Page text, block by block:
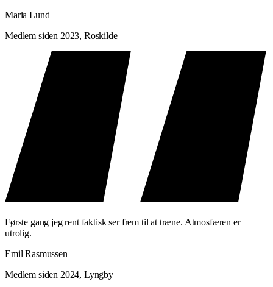
Maria Lund
Medlem siden 2023, Roskilde
Første gang jeg rent faktisk ser frem til at træne. Atmosfæren er
utrolig.
Emil Rasmussen
Medlem siden 2024, Lyngby